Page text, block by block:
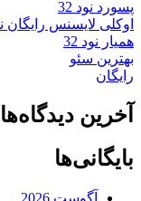
پسورد نود 32
اوکلی لایسنس رایگان
همیار نود 32
بهترین سئو
رایگان
آخرین دیدگاه‌ها
بایگانی‌ها
آگوست 2026